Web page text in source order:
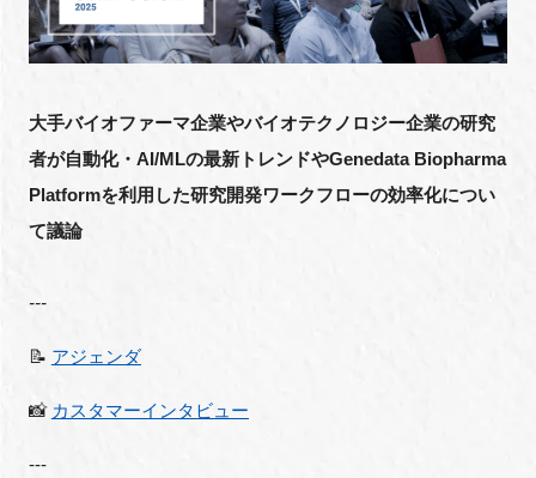
インタビュー・コラム
LINK-Jを知る
特別会員
イベントお知らせメール登録
大手バイオファーマ企業やバイオテクノロジー企業の研究
者が自動化・AI/MLの最新トレンドやGenedata Biopharma
Platformを利用した研究開発ワークフローの効率化につい
て議論
---
📝 アジェンダ
📸 カスタマーインタビュー
---